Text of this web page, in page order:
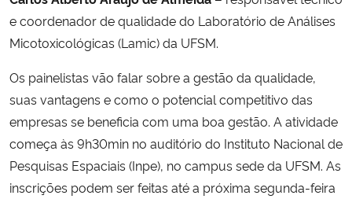
e coordenador de qualidade do Laboratório de Análises
Micotoxicológicas (Lamic) da UFSM.
Os painelistas vão falar sobre a gestão da qualidade,
suas vantagens e como o potencial competitivo das
empresas se beneficia com uma boa gestão. A atividade
começa às 9h30min no auditório do Instituto Nacional de
Pesquisas Espaciais (Inpe), no campus sede da UFSM. As
inscrições podem ser feitas até a próxima segunda-feira